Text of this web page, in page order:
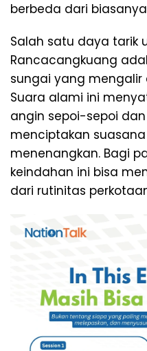
berbeda dari
Salah satu daya tarik
Rancacangkuang
sungai yang mengalir
Suara alami ini
angin sepoi-sepoi
menciptakan
menenangkan. Bagi
keindahan ini bisa
dari rutinitas